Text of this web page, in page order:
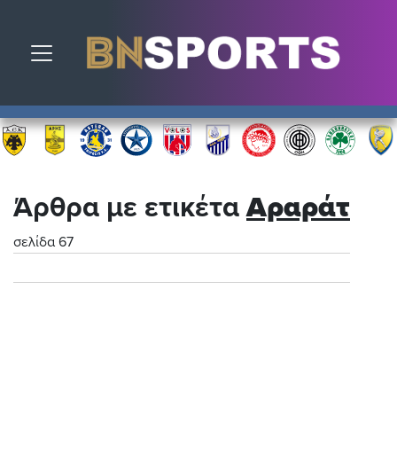
Toggle navigation
Άρθρα με ετικέταΑραράτ
σελίδα 67